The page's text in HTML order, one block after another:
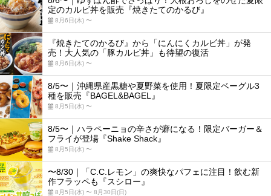
定のカルビ丼を販売『焼きたてのかるび』
8月6日(木) 〜
『焼きたてのかるび』から「にんにくカルビ丼」が発
売！大人気の「豚カルビ丼」も待望の復活
8月6日(木) 〜
8/5〜｜沖縄県産黒糖や夏野菜を使用！夏限定ベーグル3
種を販売『BAGEL&BAGEL』
8月5日(水) 〜
8/5〜｜ハラペーニョの辛さが癖になる！限定バーガー＆
フライが登場『Shake Shack』
8月5日(水) 〜
〜8/30｜「C.C.レモン」の爽快なパフェに注目！飲む新
作フラッペも『スシロー』
8月5日(水) 〜 8月30日(日)